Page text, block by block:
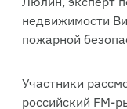
недвижимости
пожарной
Участники
российский FM-